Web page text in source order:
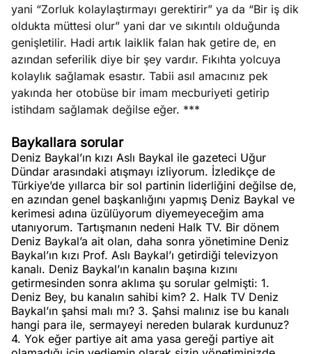
yani “Zorluk kolaylaştırmayı gerektirir” ya da “Bir iş dik
oldukta müttesi olur” yani dar ve sıkıntılı olduğunda
genişletilir. Hadi artık laiklik falan hak getire de, en
azından seferilik diye bir şey vardır. Fıkıhta yolcuya
kolaylık sağlamak esastır. Tabii asıl amacınız pek
yakında her otobüse bir imam mecburiyeti getirip
istihdam sağlamak değilse eğer. ***
Baykallara sorular
Deniz Baykal’ın kızı Aslı Baykal ile gazeteci Uğur
Dündar arasındaki atışmayı izliyorum. İzledikçe de
Türkiye’de yıllarca bir sol partinin liderliğini değilse de,
en azından genel başkanlığını yapmış Deniz Baykal ve
kerimesi adına üzülüyorum diyemeyeceğim ama
utanıyorum. Tartışmanın nedeni Halk TV. Bir dönem
Deniz Baykal’a ait olan, daha sonra yönetimine Deniz
Baykal’ın kızı Prof. Aslı Baykal’ı getirdiği televizyon
kanalı. Deniz Baykal’ın kanalın başına kızını
getirmesinden sonra aklıma şu sorular gelmişti: 1.
Deniz Bey, bu kanalın sahibi kim? 2. Halk TV Deniz
Baykal’ın şahsi malı mı? 3. Şahsi malınız ise bu kanalı
hangi para ile, sermayeyi nereden bularak kurdunuz?
4. Yok eğer partiye ait ama yasa gereği partiye ait